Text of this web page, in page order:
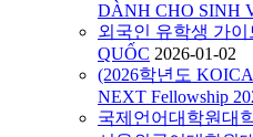
DÀNH CHO SINH
외국인 유학생 가
QUỐC 2026-01-02
(2026학년도
NEXT Fellowship
국제언어대학원대학